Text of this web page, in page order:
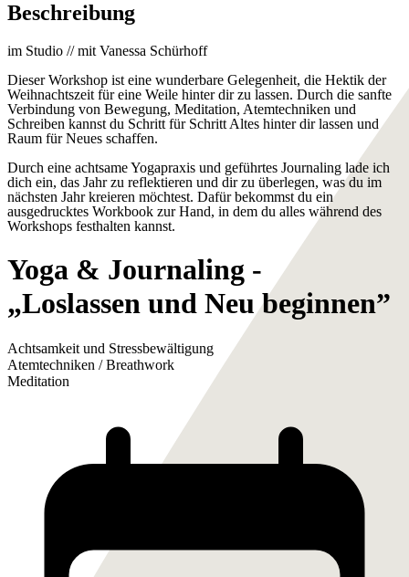
Beschreibung
im Studio // mit Vanessa Schürhoff
Dieser Workshop ist eine wunderbare Gelegenheit, die Hektik der
Weihnachtszeit für eine Weile hinter dir zu lassen. Durch die sanfte
Verbindung von Bewegung, Meditation, Atemtechniken und
Schreiben kannst du Schritt für Schritt Altes hinter dir lassen und
Raum für Neues schaffen.
Durch eine achtsame Yogapraxis und geführtes Journaling lade ich
dich ein, das Jahr zu reflektieren und dir zu überlegen, was du im
nächsten Jahr kreieren möchtest. Dafür bekommst du ein
ausgedrucktes Workbook zur Hand, in dem du alles während des
Workshops festhalten kannst.
Yoga & Journaling -
„Loslassen und Neu beginnen”
Achtsamkeit und Stressbewältigung
Atemtechniken / Breathwork
Meditation